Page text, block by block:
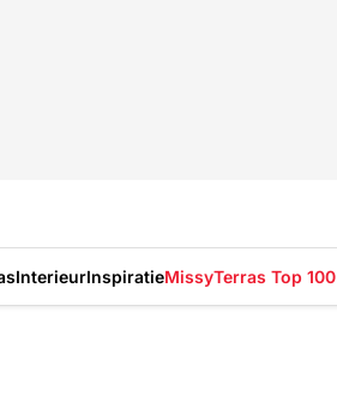
InterieurInspiratieMissyTerras Top 100